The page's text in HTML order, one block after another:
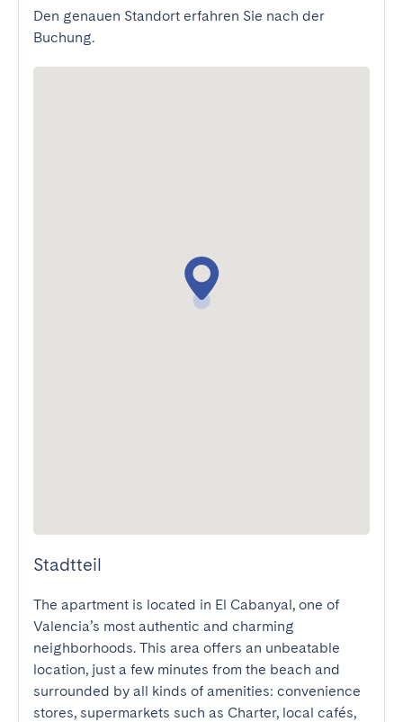
Den genauen Standort erfahren Sie nach der
Buchung.
Stadtteil
The apartment is located in El Cabanyal, one of
Valencia’s most authentic and charming
neighborhoods. This area offers an unbeatable
location, just a few minutes from the beach and
surrounded by all kinds of amenities: convenience
stores, supermarkets such as Charter, local cafés,